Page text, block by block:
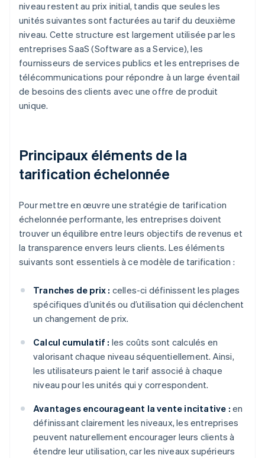
niveau restent au prix initial, tandis que seules les
unités suivantes sont facturées au tarif du deuxième
niveau. Cette structure est largement utilisée par les
entreprises SaaS (Software as a Service), les
fournisseurs de services publics et les entreprises de
télécommunications pour répondre à un large éventail
de besoins des clients avec une offre de produit
unique.
Principaux éléments de la
tarification échelonnée
Pour mettre en œuvre une stratégie de tarification
échelonnée performante, les entreprises doivent
trouver un équilibre entre leurs objectifs de revenus et
la transparence envers leurs clients. Les éléments
suivants sont essentiels à ce modèle de tarification :
Tranches de prix : celles-ci définissent les plages
spécifiques d’unités ou d’utilisation qui déclenchent
un changement de prix.
Calcul cumulatif : les coûts sont calculés en
valorisant chaque niveau séquentiellement. Ainsi,
les utilisateurs paient le tarif associé à chaque
niveau pour les unités qui y correspondent.
Avantages encourageant la vente incitative : en
définissant clairement les niveaux, les entreprises
peuvent naturellement encourager leurs clients à
étendre leur utilisation, car les niveaux supérieurs